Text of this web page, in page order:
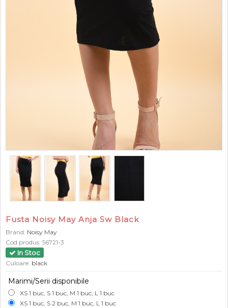
Fusta Noisy May Anja Sw Black
Brand: Noisy May
Cod produs: 56721-3
In Stoc
Culoare: black
Marimi/Serii disponibile
XS 1 buc, S 1 buc, M 1 buc, L 1 buc
XS 1 buc, S 2 buc, M 1 buc, L 1 buc